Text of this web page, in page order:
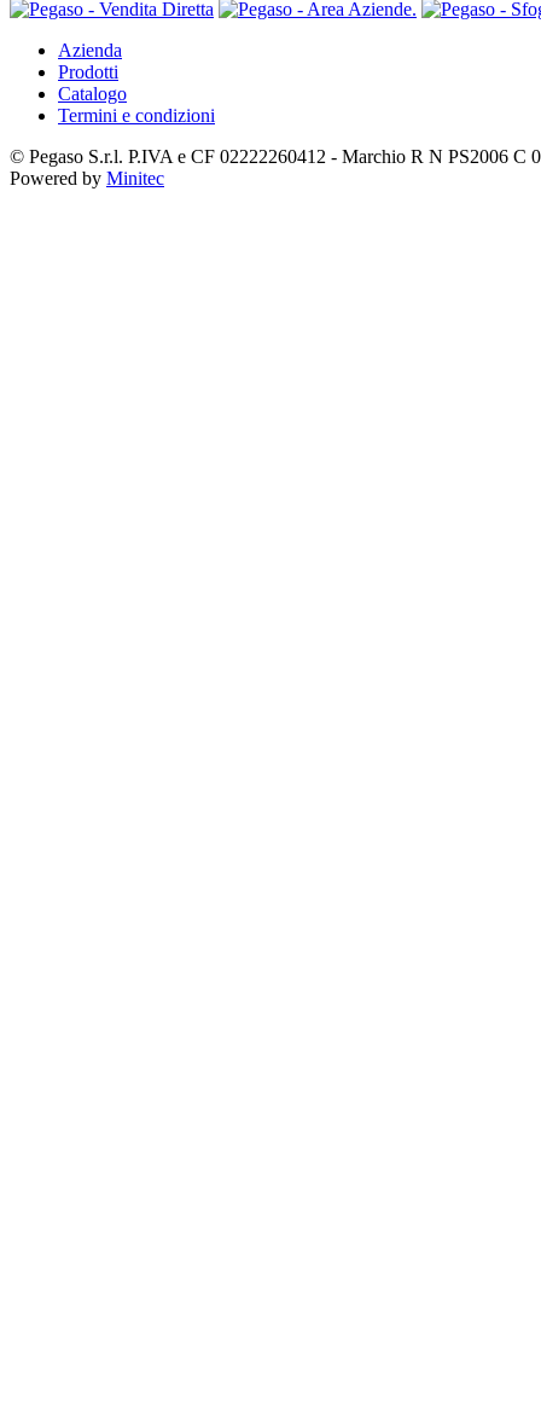
Azienda
Prodotti
Catalogo
Termini e condizioni
© Pegaso S.r.l. P.IVA e CF 02222260412 - Marchio R N PS2006 C
Powered by Minitec